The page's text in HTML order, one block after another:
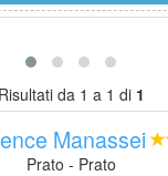
Risultati da 1 a 1 di 1
Manassei
Prato - Prato